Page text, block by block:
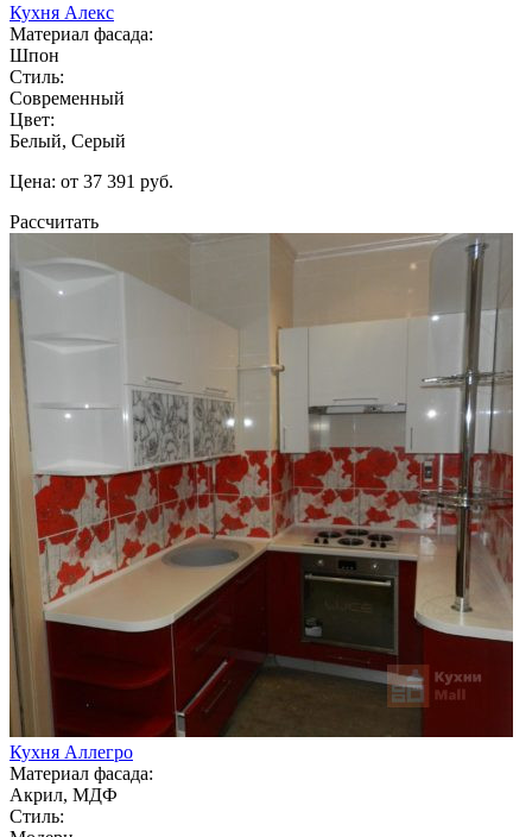
Кухня Алекс
Материал фасада:
Шпон
Стиль:
Современный
Цвет:
Белый, Серый
Цена: от 37 391 руб.
Рассчитать
Кухня Аллегро
Материал фасада:
Акрил, МДФ
Стиль: